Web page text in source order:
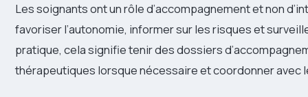
Les soignants ont un rôle d’accompagnement et non
favoriser l’autonomie, informer sur les risques et
pratique, cela signifie tenir des dossiers
thérapeutiques lorsque nécessaire et coordonner avec